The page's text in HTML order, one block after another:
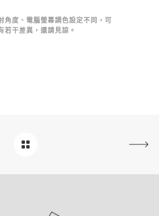
角度、電腦螢幕調色設定不同，可
若干差異，還請見諒。